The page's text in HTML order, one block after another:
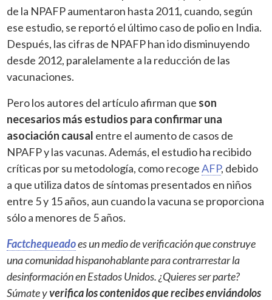
de la NPAFP aumentaron hasta 2011, cuando, según
ese estudio, se reportó el último caso de polio en India.
Después, las cifras de NPAFP han ido disminuyendo
desde 2012, paralelamente a la reducción de las
vacunaciones.
Pero los autores del artículo afirman que son
necesarios más estudios para confirmar una
asociación causal entre el aumento de casos de
NPAFP y las vacunas. Además, el estudio ha recibido
críticas por su metodología, como recogeAFP, debido
a que utiliza datos de síntomas presentados en niños
entre 5 y 15 años, aun cuando la vacuna se proporciona
sólo a menores de 5 años.
Factchequeadoes un medio de verificación que construye
una comunidad hispanohablante para contrarrestar la
desinformación en Estados Unidos. ¿Quieres ser parte?
Súmate yverifica los contenidos que recibes enviándolos